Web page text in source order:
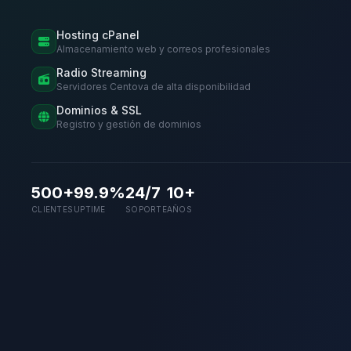
Hosting cPanel
Almacenamiento web y correos profesionales
Radio Streaming
Servidores Centova de alta disponibilidad
Dominios & SSL
Registro y gestión de dominios
500+
CLIENTES
99.9%
UPTIME
24/7
SOPORTE
10+
AÑOS